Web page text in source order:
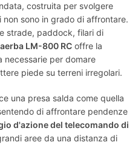
costruita per svolgere
sono in grado di affrontare.
strade, paddock, filari di
LM-800 RC offre la
necessarie per domare
piede su terreni irregolari.
una presa salda come quella
di affrontare pendenze
d'azione del telecomando di
aree da una distanza di